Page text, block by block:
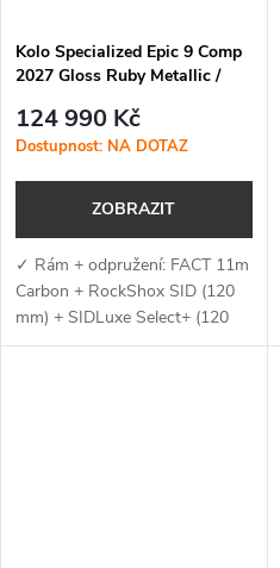
Kolo Specialized Epic 9 Comp
2027 Gloss Ruby Metallic /
124 990 Kč
Dostupnost: NA DOTAZ
ZOBRAZIT
✓ Rám + odpružení: FACT 11m
Carbon + RockShox SID (120
mm) + SIDLuxe Select+ (120
mm) — lehký karbonový rám s